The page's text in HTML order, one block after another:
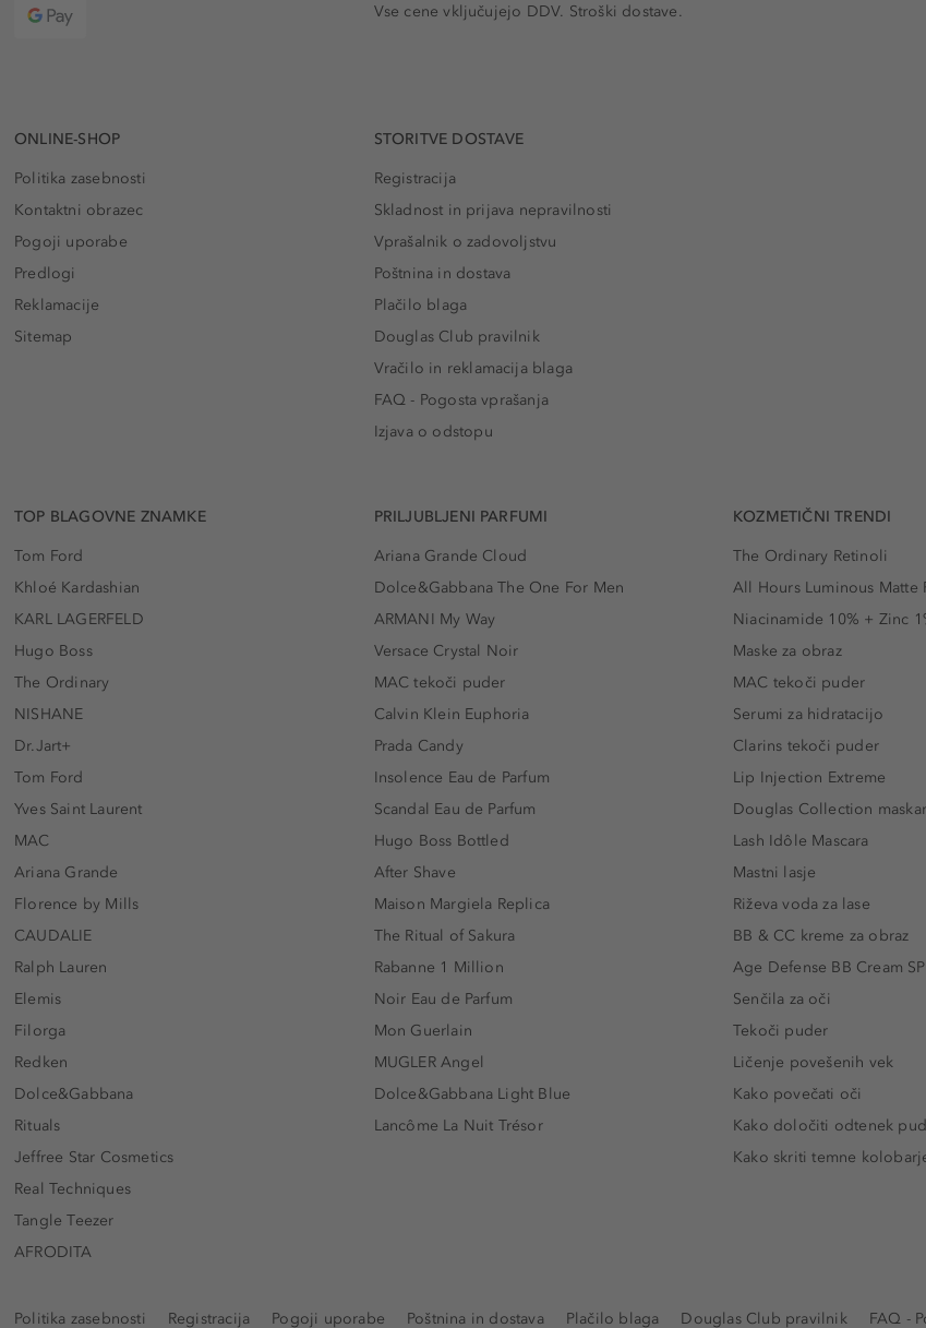
Vse cene vključujejo DDV. Stroški dostave.
ONLINE-SHOP
Politika zasebnosti
Kontaktni obrazec
Pogoji uporabe
Predlogi
Reklamacije
Sitemap
STORITVE DOSTAVE
Registracija
Skladnost in prijava nepravilnosti
Vprašalnik o zadovoljstvu
Poštnina in dostava
Plačilo blaga
Douglas Club pravilnik
Vračilo in reklamacija blaga
FAQ - Pogosta vprašanja
Izjava o odstopu
TOP BLAGOVNE ZNAMKE
Tom Ford
Khloé Kardashian
KARL LAGERFELD
Hugo Boss
The Ordinary
NISHANE
Dr.Jart+
Tom Ford
Yves Saint Laurent
MAC
Ariana Grande
Florence by Mills
CAUDALIE
Ralph Lauren
Elemis
Filorga
Redken
Dolce&Gabbana
Rituals
Jeffree Star Cosmetics
Real Techniques
Tangle Teezer
AFRODITA
PRILJUBLJENI PARFUMI
Ariana Grande Cloud
Dolce&Gabbana The One For Men
ARMANI My Way
Versace Crystal Noir
MAC tekoči puder
Calvin Klein Euphoria
Prada Candy
Insolence Eau de Parfum
Scandal Eau de Parfum
Hugo Boss Bottled
After Shave
Maison Margiela Replica
The Ritual of Sakura
Rabanne 1 Million
Noir Eau de Parfum
Mon Guerlain
MUGLER Angel
Dolce&Gabbana Light Blue
Lancôme La Nuit Trésor
KOZMETIČNI TRENDI
The Ordinary Retinoli
All Hours Luminous Matte
Niacinamide 10% + Zinc
Maske za obraz
MAC tekoči puder
Serumi za hidratacijo
Clarins tekoči puder
Lip Injection Extreme
Douglas Collection
Lash Idôle Mascara
Mastni lasje
Riževa voda za lase
BB & CC kreme za obraz
Age Defense BB Cream
Senčila za oči
Tekoči puder
Ličenje povešenih vek
Kako povečati oči
Kako določiti odtenek
Kako skriti temne
Politika zasebnosti Registracija Pogoji uporabe Poštnina in dostava Plačilo blaga Douglas Club pravilnik FAQ -